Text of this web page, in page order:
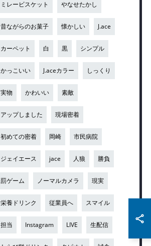
ミレービスケット やなせたかし
昔ながらのお菓子 懐かしい J.ace
カーペット 白 黒 シンプル
かっこいい J.aceカラー しっくり
実物 かわいい 素敵
アップしました 現場密着
初めての密着 岡崎 市民病院
ジェイエース jace 人狼 勝負
罰ゲーム ノーマルカメラ 現実
栄養ドリンク 従業員へ スマイル
担当 Instagram LIVE 生配信